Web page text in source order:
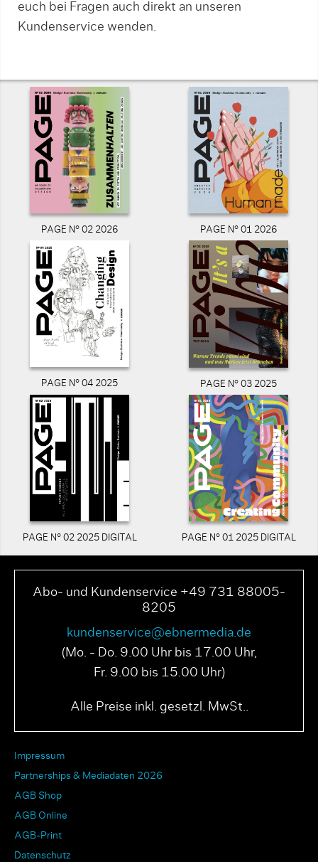
euch bei Fragen auch direkt an unseren
Kundenservice wenden.
PAGE N° 02 2026 PAGE N° 01 2026
PAGE N° 04 2025 PAGE N° 03 2025
PAGE N° 02 2025 DIGITAL PAGE N° 01 2025 DIGITAL
Abo- und Kundenservice +49 731 88005-
8205
kundenservice@ebnermedia.de
(Mo. - Do. 9.00 Uhr bis 17.00 Uhr,
Fr. 9.00 bis 15.00 Uhr)
Alle Preise inkl. gesetzl. MwSt..
Impressum
Partnerships & Mediadaten 2026
AGB Shop
AGB Online
AGB-Print
Datenschutz